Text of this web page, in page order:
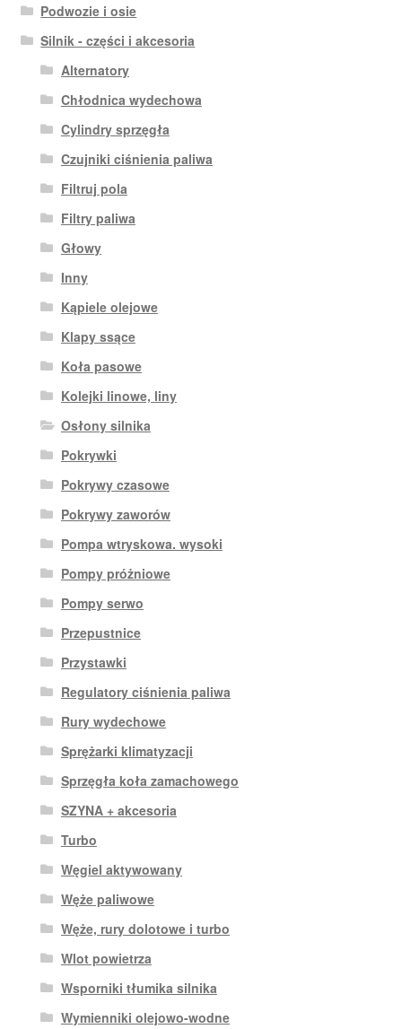
Podwozie i osie
Silnik - części i akcesoria
Alternatory
Chłodnica wydechowa
Cylindry sprzęgła
Czujniki ciśnienia paliwa
Filtruj pola
Filtry paliwa
Głowy
Inny
Kąpiele olejowe
Klapy ssące
Koła pasowe
Kolejki linowe, liny
Osłony silnika
Pokrywki
Pokrywy czasowe
Pokrywy zaworów
Pompa wtryskowa. wysoki
Pompy próżniowe
Pompy serwo
Przepustnice
Przystawki
Regulatory ciśnienia paliwa
Rury wydechowe
Sprężarki klimatyzacji
Sprzęgła koła zamachowego
SZYNA + akcesoria
Turbo
Węgiel aktywowany
Węże paliwowe
Węże, rury dolotowe i turbo
Wlot powietrza
Wsporniki tłumika silnika
Wymienniki olejowo-wodne